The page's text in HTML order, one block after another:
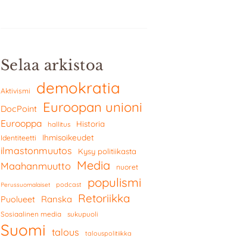
Selaa arkistoa
Aktivismi demokratia
DocPoint Euroopan unioni
Eurooppa hallitus Historia
Identiteetti Ihmisoikeudet
ilmastonmuutos Kysy politiikasta
Maahanmuutto Media nuoret
Perussuomalaiset podcast populismi
Puolueet Ranska Retoriikka
Sosiaalinen media sukupuoli
Suomi talous talouspolitiikka